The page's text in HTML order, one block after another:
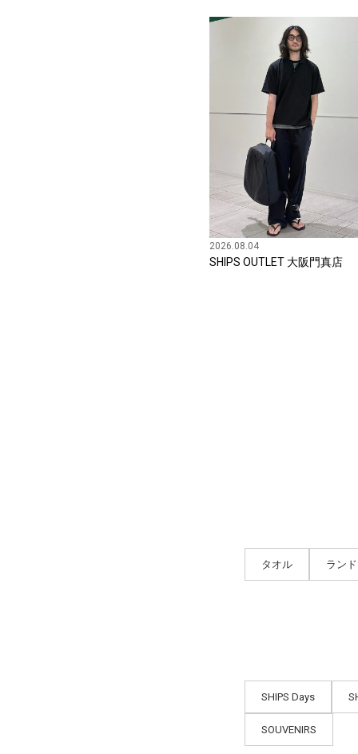
2026.08.04
SHIPS OUTLET 大阪門真店
タオル ラン
SHIPS Days
SOUVENIRS